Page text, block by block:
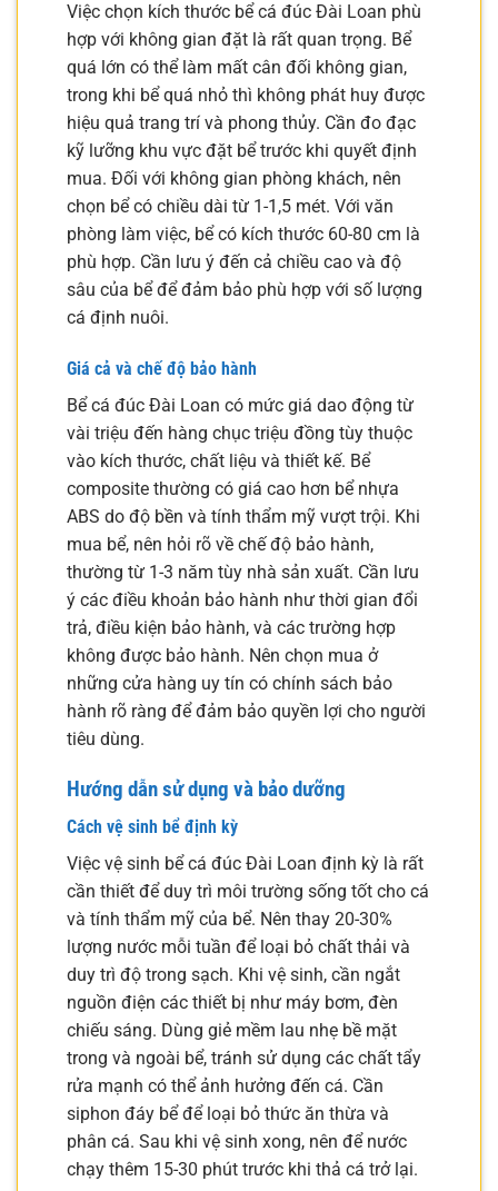
Việc chọn kích thước bể cá đúc Đài Loan phù
hợp với không gian đặt là rất quan trọng. Bể
quá lớn có thể làm mất cân đối không gian,
trong khi bể quá nhỏ thì không phát huy được
hiệu quả trang trí và phong thủy. Cần đo đạc
kỹ lưỡng khu vực đặt bể trước khi quyết định
mua. Đối với không gian phòng khách, nên
chọn bể có chiều dài từ 1-1,5 mét. Với văn
phòng làm việc, bể có kích thước 60-80 cm là
phù hợp. Cần lưu ý đến cả chiều cao và độ
sâu của bể để đảm bảo phù hợp với số lượng
cá định nuôi.
Giá cả và chế độ bảo hành
Bể cá đúc Đài Loan có mức giá dao động từ
vài triệu đến hàng chục triệu đồng tùy thuộc
vào kích thước, chất liệu và thiết kế. Bể
composite thường có giá cao hơn bể nhựa
ABS do độ bền và tính thẩm mỹ vượt trội. Khi
mua bể, nên hỏi rõ về chế độ bảo hành,
thường từ 1-3 năm tùy nhà sản xuất. Cần lưu
ý các điều khoản bảo hành như thời gian đổi
trả, điều kiện bảo hành, và các trường hợp
không được bảo hành. Nên chọn mua ở
những cửa hàng uy tín có chính sách bảo
hành rõ ràng để đảm bảo quyền lợi cho người
tiêu dùng.
Hướng dẫn sử dụng và bảo dưỡng
Cách vệ sinh bể định kỳ
Việc vệ sinh bể cá đúc Đài Loan định kỳ là rất
cần thiết để duy trì môi trường sống tốt cho cá
và tính thẩm mỹ của bể. Nên thay 20-30%
lượng nước mỗi tuần để loại bỏ chất thải và
duy trì độ trong sạch. Khi vệ sinh, cần ngắt
nguồn điện các thiết bị như máy bơm, đèn
chiếu sáng. Dùng giẻ mềm lau nhẹ bề mặt
trong và ngoài bể, tránh sử dụng các chất tẩy
rửa mạnh có thể ảnh hưởng đến cá. Cần
siphon đáy bể để loại bỏ thức ăn thừa và
phân cá. Sau khi vệ sinh xong, nên để nước
chạy thêm 15-30 phút trước khi thả cá trở lại.